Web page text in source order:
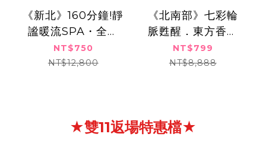
《新北》160分鐘!​​靜
謐暖流SPA・全身
舒活與晶透亮
顏,750​​元​
NT$750
NT$12,800
《北南部》七彩輪
脈甦醒．東方香氛
能量全身舒緩調和
SPA,799元
NT$799
NT$8,888
★雙11返場特惠檔★